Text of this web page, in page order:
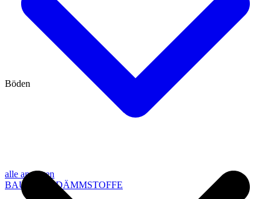
alle anzeigen
BAU- UND DÄMMSTOFFE
Böden